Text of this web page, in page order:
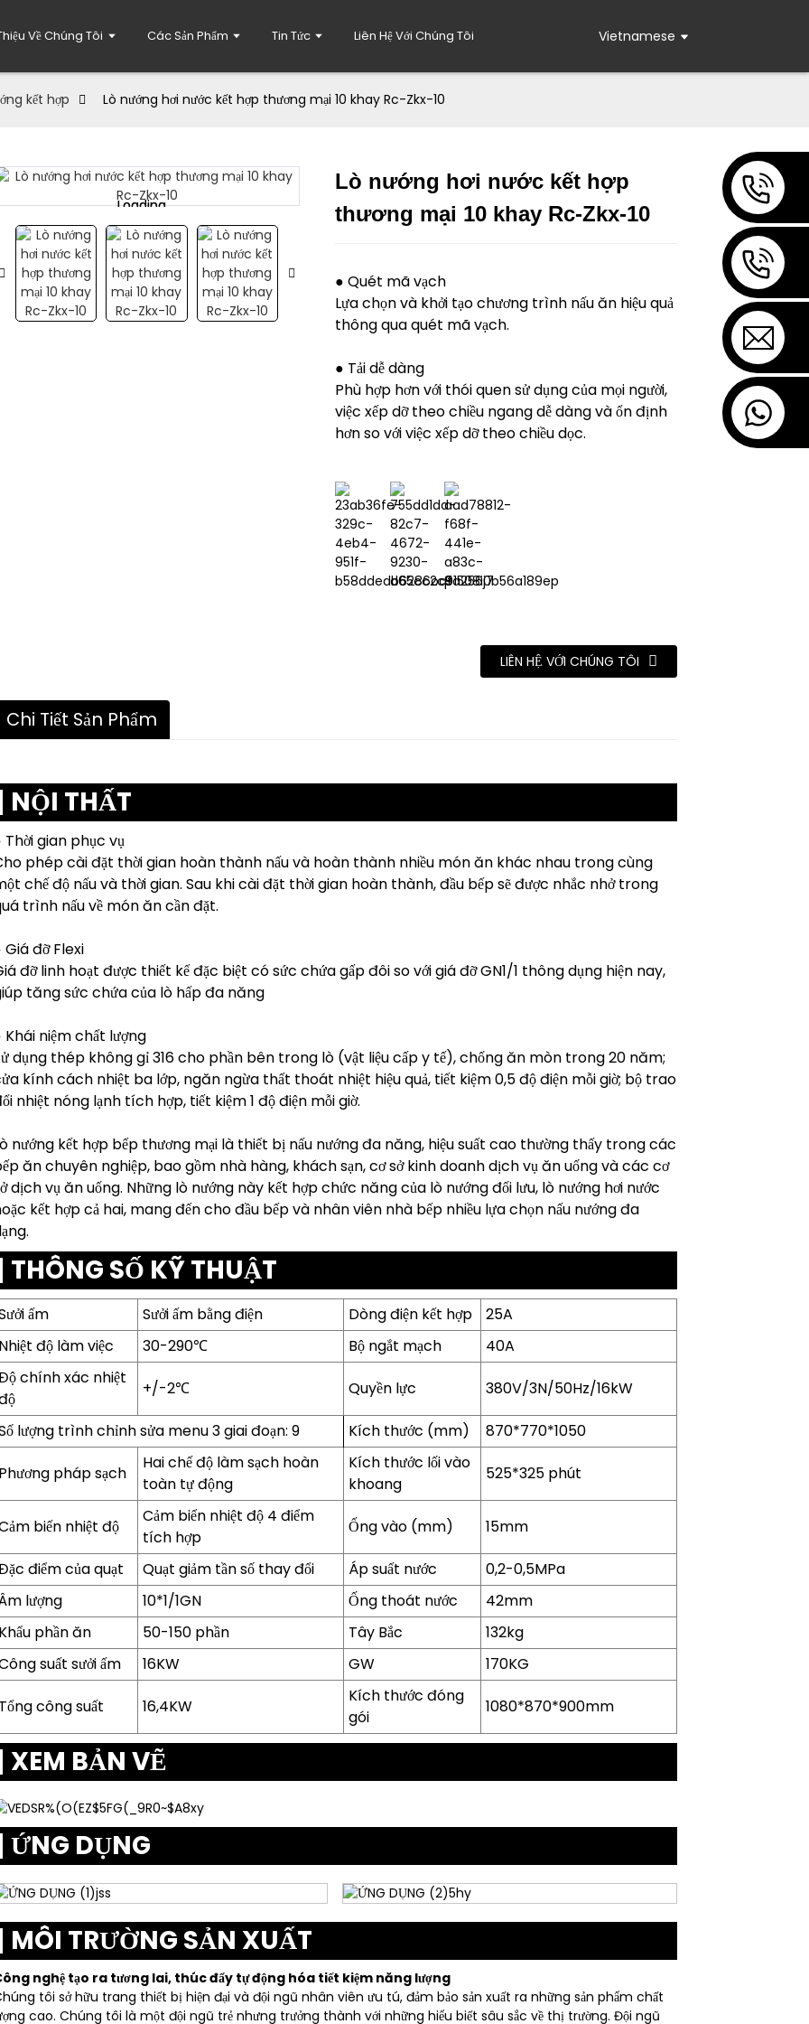
Về Chúng Tôi Các Sản Phẩm Tin Tức Liên Hệ Với Chúng Tôi Vietnamese
kết hợp Lò nướng hơi nước kết hợp thương mại 10 khay Rc-Zkx-10
Loading...
Loading... Loading...
Loading...
Lò nướng hơi nước kết hợp
thương mại 10 khay Rc-Zkx-10
● Quét mã vạch
Lựa chọn và khởi tạo chương trình nấu ăn hiệu quả
thông qua quét mã vạch.
● Tải dễ dàng
Phù hợp hơn với thói quen sử dụng của mọi người,
việc xếp dỡ theo chiều ngang dễ dàng và ổn định
hơn so với việc xếp dỡ theo chiều dọc.
LIÊN HỆ VỚI CHÚNG TÔI
Chi Tiết Sản Phẩm
NỘI THẤT
Thời gian phục vụ
phép cài đặt thời gian hoàn thành nấu và hoàn thành nhiều món ăn khác nhau trong cùng
chế độ nấu và thời gian. Sau khi cài đặt thời gian hoàn thành, đầu bếp sẽ được nhắc nhở trong
trình nấu về món ăn cần đặt.
Giá đỡ Flexi
đỡ linh hoạt được thiết kế đặc biệt có sức chứa gấp đôi so với giá đỡ GN1/1 thông dụng hiện nay,
tăng sức chứa của lò hấp đa năng
Khái niệm chất lượng
dụng thép không gỉ 316 cho phần bên trong lò (vật liệu cấp y tế), chống ăn mòn trong 20 năm;
kính cách nhiệt ba lớp, ngăn ngừa thất thoát nhiệt hiệu quả, tiết kiệm 0,5 độ điện mỗi giờ; bộ trao
nhiệt nóng lạnh tích hợp, tiết kiệm 1 độ điện mỗi giờ.
nướng kết hợp bếp thương mại là thiết bị nấu nướng đa năng, hiệu suất cao thường thấy trong các
ăn chuyên nghiệp, bao gồm nhà hàng, khách sạn, cơ sở kinh doanh dịch vụ ăn uống và các cơ
dịch vụ ăn uống. Những lò nướng này kết hợp chức năng của lò nướng đối lưu, lò nướng hơi nước
kết hợp cả hai, mang đến cho đầu bếp và nhân viên nhà bếp nhiều lựa chọn nấu nướng đa
THÔNG SỐ KỸ THUẬT
ấm Sưởi ấm bằng điện Dòng điện kết hợp
25A
Nhiệt độ làm việc
30-290℃ Bộ ngắt mạch
40A
chính xác nhiệt
+/-2℃ Quyền lực 380V/3N/50Hz/16kW
lượng trình chỉnh sửa menu 3 giai đoạn: 9 Kích thước (mm) 870*770*1050
Phương pháp sạch
Hai chế độ làm sạch hoàn
toàn tự động
Kích thước lối vào
khoang
525*325 phút
biến nhiệt độ
Cảm biến nhiệt độ 4 điểm
tích hợp
Ống vào (mm) 15mm
điểm của quạt Quạt giảm tần số thay đổi Áp suất nước
0,2-0,5MPa
lượng
10*1/1GN Ống thoát nước
42mm
Khẩu phần ăn
50-150 phần Tây Bắc
132kg
suất sưởi ấm
16KW GW 170KG
Tổng công suất 16,4KW
Kích thước đóng
gói
1080*870*900mm
XEM BẢN VẼ
ỨNG DỤNG
MÔI TRƯỜNG SẢN XUẤT
nghệ tạo ra tương lai, thúc đẩy tự động hóa tiết kiệm năng lượng
tôi sở hữu trang thiết bị hiện đại và đội ngũ nhân viên ưu tú, đảm bảo sản xuất ra những sản phẩm chất
cao. Chúng tôi là một đội ngũ trẻ nhưng trưởng thành với những hiểu biết sâu sắc về thị trường. Đội ngũ